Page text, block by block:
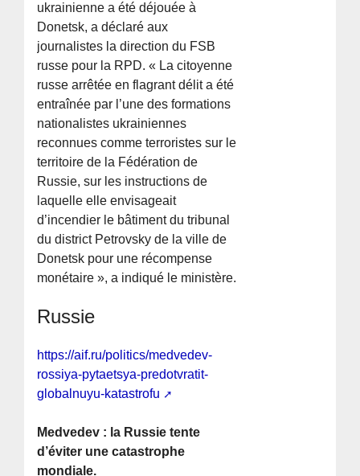
ukrainienne a été déjouée à
Donetsk, a déclaré aux
journalistes la direction du FSB
russe pour la RPD. « La citoyenne
russe arrêtée en flagrant délit a été
entraînée par l’une des formations
nationalistes ukrainiennes
reconnues comme terroristes sur le
territoire de la Fédération de
Russie, sur les instructions de
laquelle elle envisageait
d’incendier le bâtiment du tribunal
du district Petrovsky de la ville de
Donetsk pour une récompense
monétaire », a indiqué le ministère.
Russie
https://aif.ru/politics/medvedev-
rossiya-pytaetsya-predotvratit-
globalnuyu-katastrofu
Medvedev : la Russie tente
d’éviter une catastrophe
mondiale.